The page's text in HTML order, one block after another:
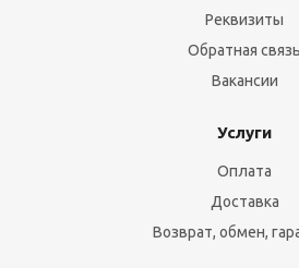
Реквизиты
Обратная связь
Вакансии
Услуги
Оплата
Доставка
Возврат, обмен,